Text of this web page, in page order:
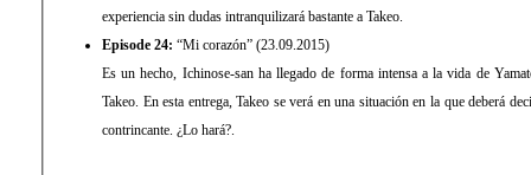
experiencia sin dudas intranquilizará bastante a Takeo.
Episode 24: “Mi corazón” (23.09.2015)
Es un hecho, Ichinose-san ha llegado de forma intensa a la vida de
Takeo. En esta entrega, Takeo se verá en una situación en la que deberá
contrincante. ¿Lo hará?.